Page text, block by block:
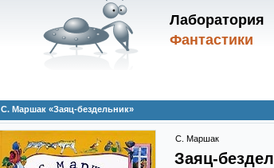
Лаборатория
Фантастики
С. Маршак «Заяц-бездельник»
С. Маршак
Заяц-